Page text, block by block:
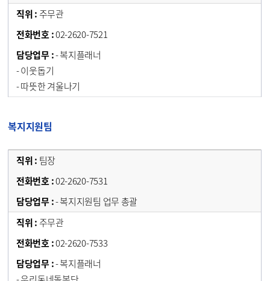
주무관
02-2620-7521
- 복지플래너
- 이웃돕기
- 따뜻한 겨울나기
복지지원팀
팀장
02-2620-7531
- 복지지원팀 업무 총괄
주무관
02-2620-7533
- 복지플래너